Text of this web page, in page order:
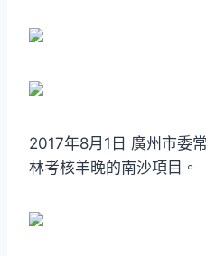
2017年8月1日 廣州市委
林考核羊晚的南沙項目。